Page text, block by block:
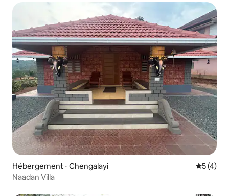
Hébergement ⋅ Chengalayi
5 (4)
Naadan Villa